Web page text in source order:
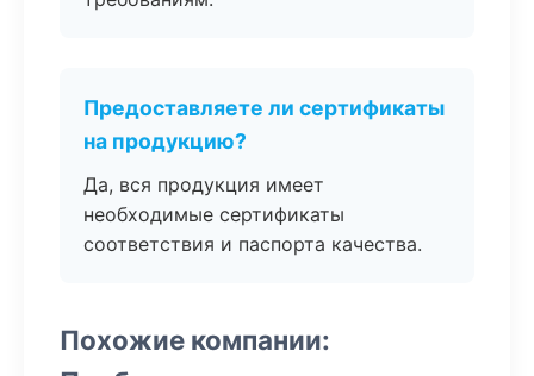
Предоставляете ли сертификаты
на продукцию?
Да, вся продукция имеет
необходимые сертификаты
соответствия и паспорта качества.
Похожие компании: